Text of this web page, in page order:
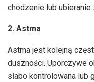
chodzenie lub
2. Astma
Astma jest kolejną
duszności. Uporczywe
słabo kontrolowana lub